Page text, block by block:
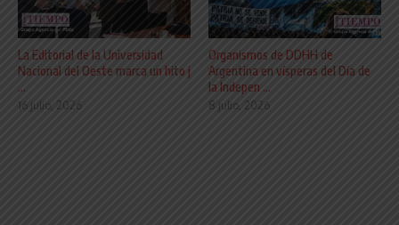
La Editorial de la Universidad
Nacional del Oeste marca un hito j
...
16 julio, 2026
Organismos de DDHH de
Argentina en vísperas del Día de
la Indepen ...
8 julio, 2026